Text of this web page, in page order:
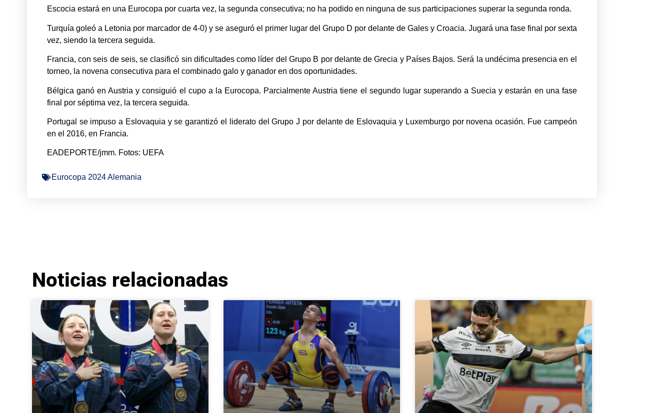
Escocia estará en una Eurocopa por cuarta vez, la segunda consecutiva; no ha podido en ninguna de sus participaciones superar la segunda ronda.
Turquía goleó a Letonia por marcador de 4-0) y se aseguró el primer lugar del Grupo D por delante de Gales y Croacia. Jugará una fase final por sexta
vez, siendo la tercera seguida.
Francia, con seis de seis, se clasificó sin dificultades como líder del Grupo B por delante de Grecia y Países Bajos. Será la undécima presencia en el
torneo, la novena consecutiva para el combinado galo y ganador en dos oportunidades.
Bélgica ganó en Austria y consiguió el cupo a la Eurocopa. Parcialmente Austria tiene el segundo lugar superando a Suecia y estarán en una fase
final por séptima vez, la tercera seguida.
Portugal se impuso a Eslovaquia y se garantizó el liderato del Grupo J por delante de Eslovaquia y Luxemburgo por novena ocasión. Fue campeón
en el 2016, en Francia.
EADEPORTE/jmm. Fotos: UEFA
Eurocopa 2024 Alemania
Noticias relacionadas